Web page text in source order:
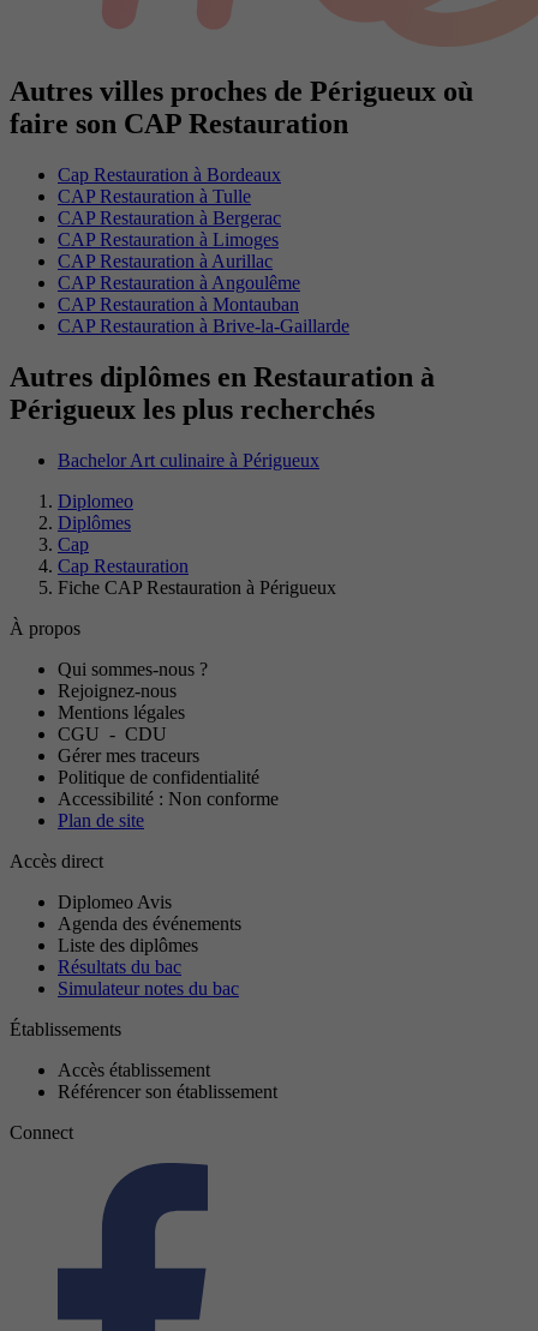
Autres villes proches de Périgueux où
faire son CAP Restauration
Cap Restauration à Bordeaux
CAP Restauration à Tulle
CAP Restauration à Bergerac
CAP Restauration à Limoges
CAP Restauration à Aurillac
CAP Restauration à Angoulême
CAP Restauration à Montauban
CAP Restauration à Brive-la-Gaillarde
Autres diplômes en Restauration à
Périgueux les plus recherchés
Bachelor Art culinaire à Périgueux
Diplomeo
Diplômes
Cap
Cap Restauration
Fiche CAP Restauration à Périgueux
À propos
Qui sommes-nous ?
Rejoignez-nous
Mentions légales
CGU - CDU
Gérer mes traceurs
Politique de confidentialité
Accessibilité : Non conforme
Plan de site
Accès direct
Diplomeo Avis
Agenda des événements
Liste des diplômes
Résultats du bac
Simulateur notes du bac
Établissements
Accès établissement
Référencer son établissement
Connect